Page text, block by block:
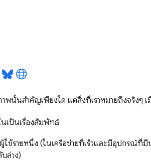
พนั้นสำคัญเพียงใด แต่สิ่งที่เราหมายถึงจริงๆ
เป็นเรื่องสัมพัทธ์
ผู้ใช้รายหนึ่ง (ในเครือข่ายที่เร็วและมีอุปกรณ์ที่
ล่าง)